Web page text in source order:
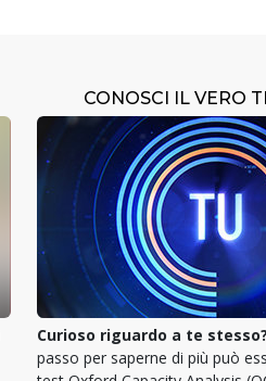
CONOSCI IL VERO
Curioso riguardo a te stesso?
passo per saperne di più può